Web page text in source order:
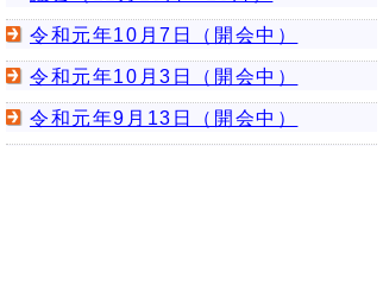
令和元年10月7日（開会中）
令和元年10月3日（開会中）
令和元年9月13日（開会中）